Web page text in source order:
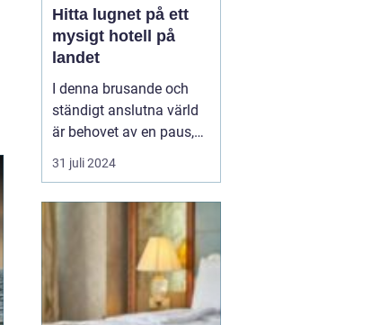
Hitta lugnet på ett
mysigt hotell på
landet
I denna brusande och
ständigt anslutna värld
är behovet av en paus,
en stund av frid, större
än någonsin, ett
31 juli 2024